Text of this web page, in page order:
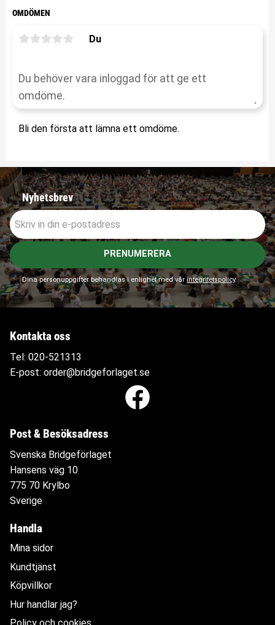
OMDÖMEN
Du
Bli den första att lämna ett omdöme.
Nyhetsbrev
PRENUMERERA
Dina personuppgifter behandlas i enlighet med vår integritetspolicy.
Kontakta oss
Tel: 020-521313
E-post: order@bridgeforlaget.se
Post & Besöksadress
Svenska Bridgeförlaget
Hansens väg 10
775 70 Krylbo
Sverige
Handla
Mina sidor
Kundtjänst
Köpvillkor
Hur handlar jag?